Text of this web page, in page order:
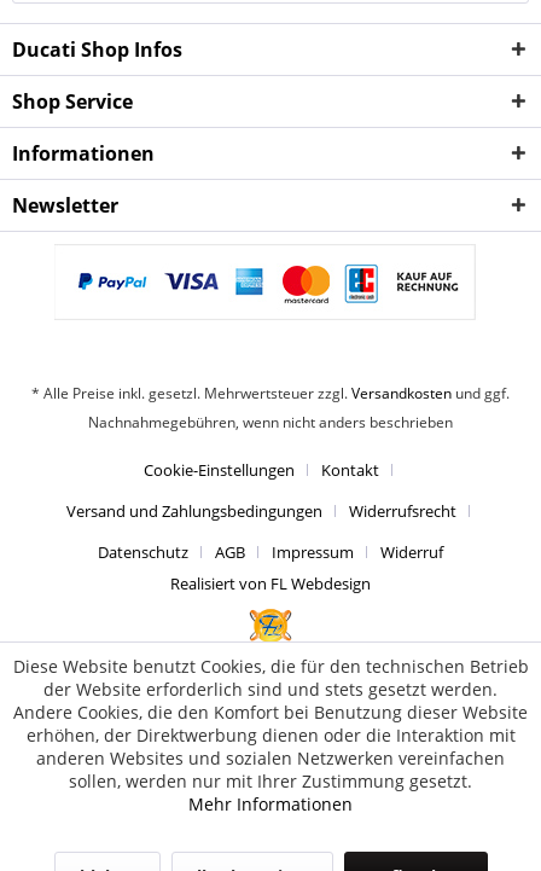
Ducati Shop Infos
Shop Service
Informationen
Newsletter
* Alle Preise inkl. gesetzl. Mehrwertsteuer zzgl.Versandkosten und ggf.
Nachnahmegebühren, wenn nicht anders beschrieben
Cookie-Einstellungen
Kontakt
Versand und Zahlungsbedingungen
Widerrufsrecht
Datenschutz
AGB Impressum
Widerruf
Realisiert von FL Webdesign
Diese Website benutzt Cookies, die für den technischen Betrieb
der Website erforderlich sind und stets gesetzt werden.
Andere Cookies, die den Komfort bei Benutzung dieser Website
erhöhen, der Direktwerbung dienen oder die Interaktion mit
anderen Websites und sozialen Netzwerken vereinfachen
sollen, werden nur mit Ihrer Zustimmung gesetzt.
Mehr Informationen